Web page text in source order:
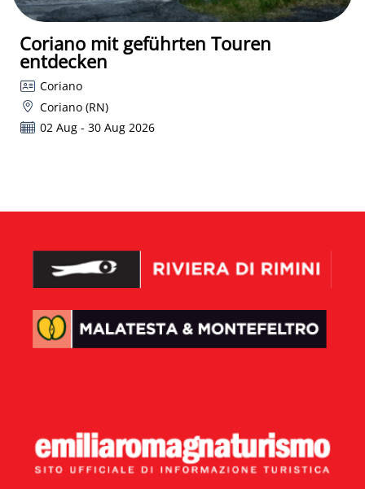
Coriano mit geführten Touren
entdecken
Coriano
Coriano (RN)
02 Aug - 30 Aug 2026